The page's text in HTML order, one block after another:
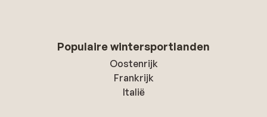
Populaire wintersportlanden
Oostenrijk
Frankrijk
Italië